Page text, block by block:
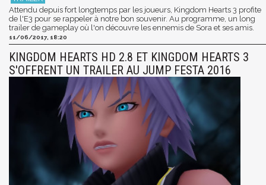
Attendu depuis fort longtemps par les joueurs, Kingdom Hearts 3 profite
de l'E3 pour se rappeler à notre bon souvenir. Au programme, un long
trailer de gameplay où l'on découvre les ennemis de Sora et ses amis.
11/06/2017, 18:20
KINGDOM HEARTS HD 2.8 ET KINGDOM HEARTS 3
S'OFFRENT UN TRAILER AU JUMP FESTA 2016